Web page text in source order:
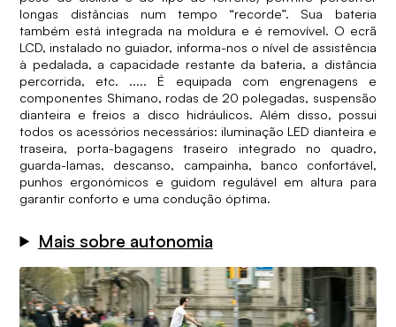
longas distâncias num tempo “recorde”. Sua bateria
também está integrada na moldura e é removível. O ecrã
LCD, instalado no guiador, informa-nos o nível de assistência
à pedalada, a capacidade restante da bateria, a distância
percorrida, etc. ..... É equipada com engrenagens e
componentes Shimano, rodas de 20 polegadas, suspensão
dianteira e freios a disco hidráulicos. Além disso, possui
todos os acessórios necessários: iluminação LED dianteira e
traseira, porta-bagagens traseiro integrado no quadro,
guarda-lamas, descanso, campainha, banco confortável,
punhos ergonómicos e guidom regulável em altura para
garantir conforto e uma condução óptima.
Mais sobre autonomia